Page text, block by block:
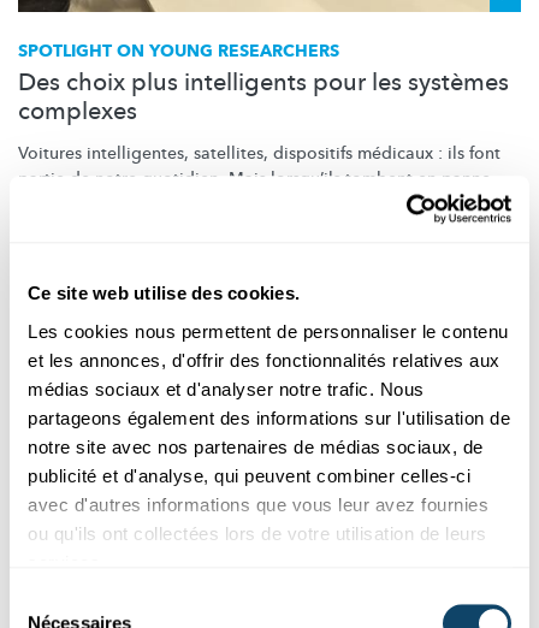
Ce site web utilise des cookies.
Les cookies nous permettent de personnaliser le contenu
et les annonces, d'offrir des fonctionnalités relatives aux
médias sociaux et d'analyser notre trafic. Nous
partageons également des informations sur l'utilisation de
notre site avec nos partenaires de médias sociaux, de
publicité et d'analyse, qui peuvent combiner celles-ci
avec d'autres informations que vous leur avez fournies
ou qu'ils ont collectées lors de votre utilisation de leurs
Nécessaires
SPOTLIGHT ON YOUNG RESEARCHERS
Des choix plus intelligents pour les systèmes
complexes
Voitures intelligentes, satellites, dispositifs médicaux : ils font
partie de notre quotidien. Mais lorsqu’ils tombent en panne,
cela peut devenir dangereux. Des chercheurs aident à prévenir